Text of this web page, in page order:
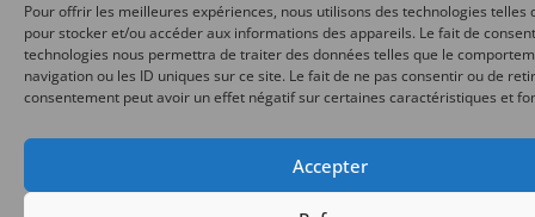
Pour offrir les meilleures expériences, nous utilisons des technologies telles
pour stocker et/ou accéder aux informations des appareils. Le fait de
technologies nous permettra de traiter des données telles que le
navigation ou les ID uniques sur ce site. Le fait de ne pas consentir ou de
consentement peut avoir un effet négatif sur certaines caractéristiques et
Accepter